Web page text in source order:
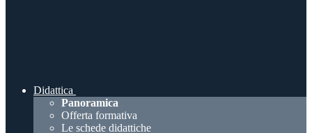
Didattica
Panoramica
Offerta formativa
Le schede didattiche